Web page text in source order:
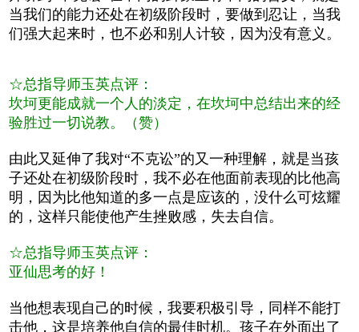
当我们的能力还处在初级阶段时，要做到忍让，当我
们强大起来时，也不必和别人计较，因为没有意义。
☆总指导师玉英点评：
坎坷更能成就一个人的淡定，在坎坷中总结出来的经
验胜过一切说教。（赞）
由此又延伸了我对“不克讼”的又一种理解，就是当孩
子还处在初级阶段时，我不必在他面前表现的比他高
明，因为比他知道的多一点是应该的，没什么可炫耀
的，这样只能使他产生挫败感，失去自信。
☆总指导师玉英点评：
亚仙思考的好！
当他想表现自己的时候，我要积极引导，同样不能打
击他，这是培养他自信的最佳时机。孩子在外面出了